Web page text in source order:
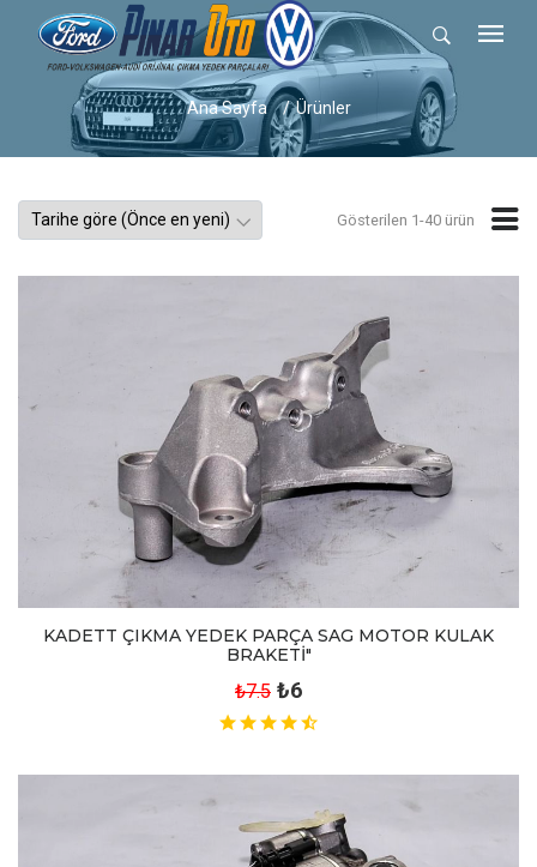
Ana Sayfa Ürünler
Gösterilen 1-40 ürün
KADETT ÇIKMA YEDEK PARÇA SAG MOTOR KULAK
BRAKETİ"
₺7.5 ₺6